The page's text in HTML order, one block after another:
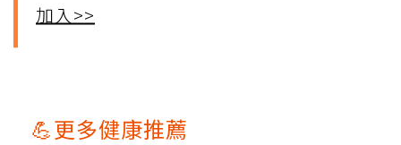
加入>>
💪更多健康推薦